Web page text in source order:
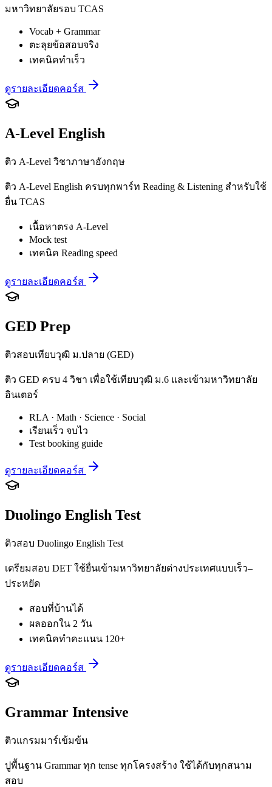
มหาวิทยาลัยรอบ TCAS
Vocab + Grammar
ตะลุยข้อสอบจริง
เทคนิคทำเร็ว
ดูรายละเอียดคอร์ส
A-Level English
ติว A-Level วิชาภาษาอังกฤษ
ติว A-Level English ครบทุกพาร์ท Reading & Listening สำหรับใช้
ยื่น TCAS
เนื้อหาตรง A-Level
Mock test
เทคนิค Reading speed
ดูรายละเอียดคอร์ส
GED Prep
ติวสอบเทียบวุฒิ ม.ปลาย (GED)
ติว GED ครบ 4 วิชา เพื่อใช้เทียบวุฒิ ม.6 และเข้ามหาวิทยาลัย
อินเตอร์
RLA · Math · Science · Social
เรียนเร็ว จบไว
Test booking guide
ดูรายละเอียดคอร์ส
Duolingo English Test
ติวสอบ Duolingo English Test
เตรียมสอบ DET ใช้ยื่นเข้ามหาวิทยาลัยต่างประเทศแบบเร็ว–
ประหยัด
สอบที่บ้านได้
ผลออกใน 2 วัน
เทคนิคทำคะแนน 120+
ดูรายละเอียดคอร์ส
Grammar Intensive
ติวแกรมมาร์เข้มข้น
ปูพื้นฐาน Grammar ทุก tense ทุกโครงสร้าง ใช้ได้กับทุกสนาม
สอบ